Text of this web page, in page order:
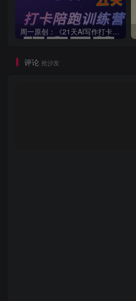
周一原创：《21天AI写作打卡陪跑训练营》全部内容讲解！（网站会员免费学习…）
评论 抢沙发